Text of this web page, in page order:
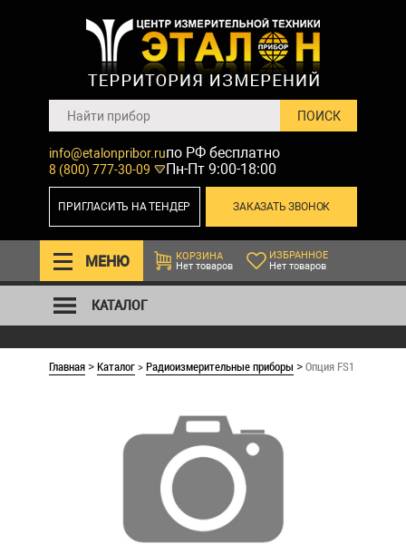
info@etalonpribor.ru
8 (800) 777-30-09
по РФ бесплатно
Пн-Пт 9:00-18:00
ЗАКАЗАТЬ ЗВОНОК
ПРИГЛАСИТЬ НА ТЕНДЕР
МЕНЮ
КОРЗИНА
Нет товаров
ИЗБРАННОЕ
Нет товаров
КАТАЛОГ
Главная >Каталог>Радиоизмерительные приборы >Опция FS1